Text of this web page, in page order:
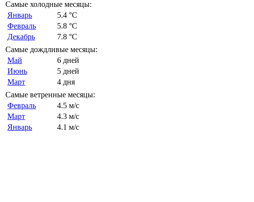
Самые холодные месяцы:
Январь
5.4 °C
Февраль
5.8 °C
Декабрь
7.8 °C
Самые дождливые месяцы:
Май
6 дней
Июнь
5 дней
Март
4 дня
Самые ветренные месяцы:
Февраль
4.5 м/с
Март
4.3 м/с
Январь
4.1 м/с